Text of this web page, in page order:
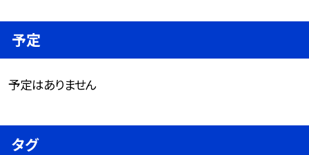
予定
予定はありません
タグ